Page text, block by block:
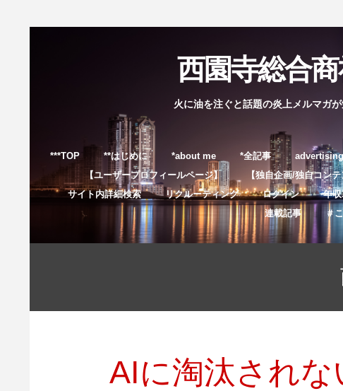
西園寺総合
火に油を注ぐと話題の炎上メルマガ
***TOP **はじめに *about me *全記事 advertising
【ユーザープロフィールページ】
【独自企画/独自コン
サイト内詳細検索
リクルーティング ログイン 年
連載記事
＃
AIに淘汰され